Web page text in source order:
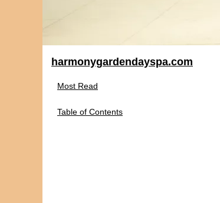
harmonygardendayspa.com
Most Read
Table of Contents